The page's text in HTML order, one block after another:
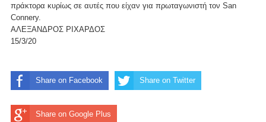
πράκτορα κυρίως σε αυτές που είχαν για πρωταγωνιστή τον San
Connery.
ΑΛΕΞΑΝΔΡΟΣ ΡΙΧΑΡΔΟΣ
15/3/20
Share on Facebook Share on Twitter
Share on Google Plus